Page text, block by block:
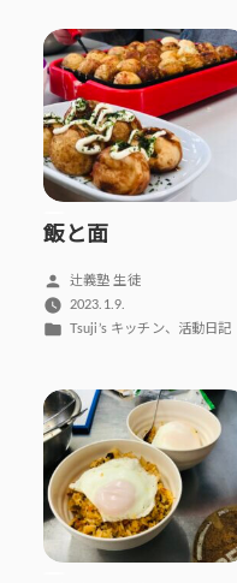
ー:
飯と面
投
稿
者:
辻義塾 生徒
2023.1.9.
カ
リ
ー:
Tsuji’s キッチン、 活動日記